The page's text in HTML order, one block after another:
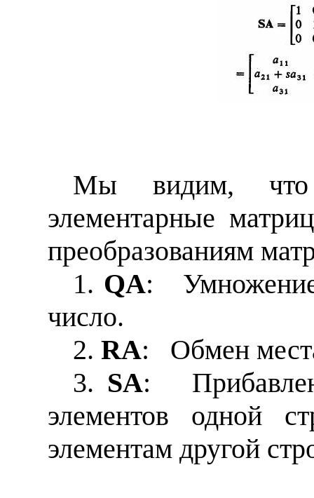
Мы видим, что
элементарные
преобразованиям
1. QA:
число.
2. RA:
Обмен
3. SA:
элементов одной
элементам другой